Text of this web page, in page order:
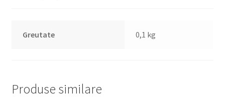
Greutate 0,1 kg
Produse similare